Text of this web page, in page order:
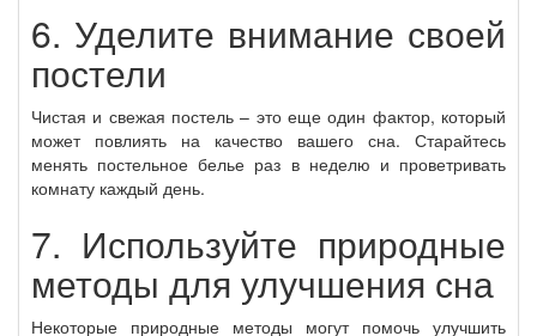
6. Уделите внимание своей
постели
Чистая и свежая постель – это еще один фактор, который
может повлиять на качество вашего сна. Старайтесь
менять постельное белье раз в неделю и проветривать
комнату каждый день.
7. Используйте природные
методы для улучшения сна
Некоторые природные методы могут помочь улучшить